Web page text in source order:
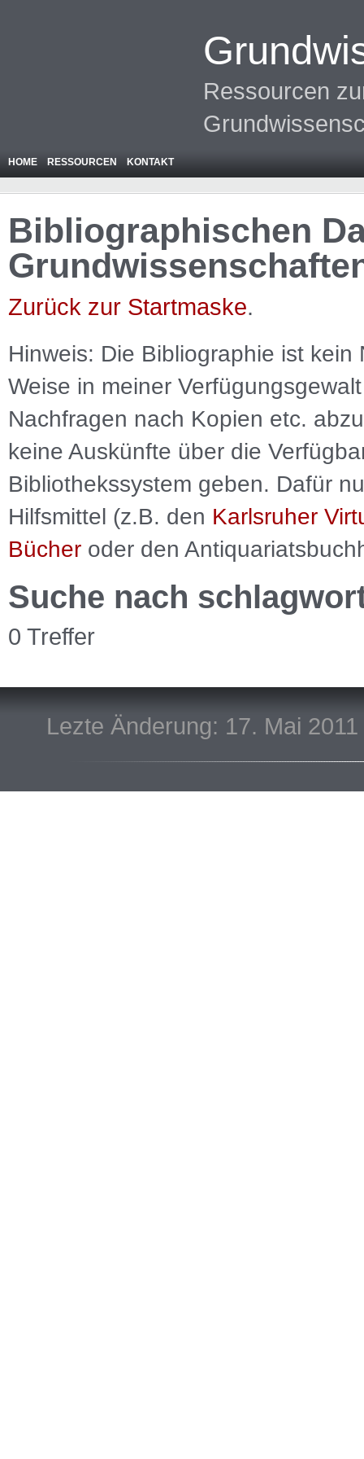
Ressourcen
HOME RESSOURCEN KONTAKT
Bibliographischen
Zurück zur Startmaske.
Hinweis: Die Bibliographie ist kein
Weise in meiner
Nachfragen nach Kopien etc.
keine Auskünfte über die
Bibliothekssystem geben. Dafür
Hilfsmittel (z.B. den Karlsruher
Bücher oder den
Suche nach
0 Treffer
Lezte Änderung: 17. Mai